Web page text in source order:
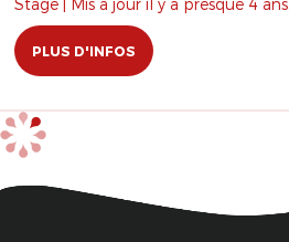
Stage | Mis à jour il y a presque 4 ans.
PLUS D'INFOS